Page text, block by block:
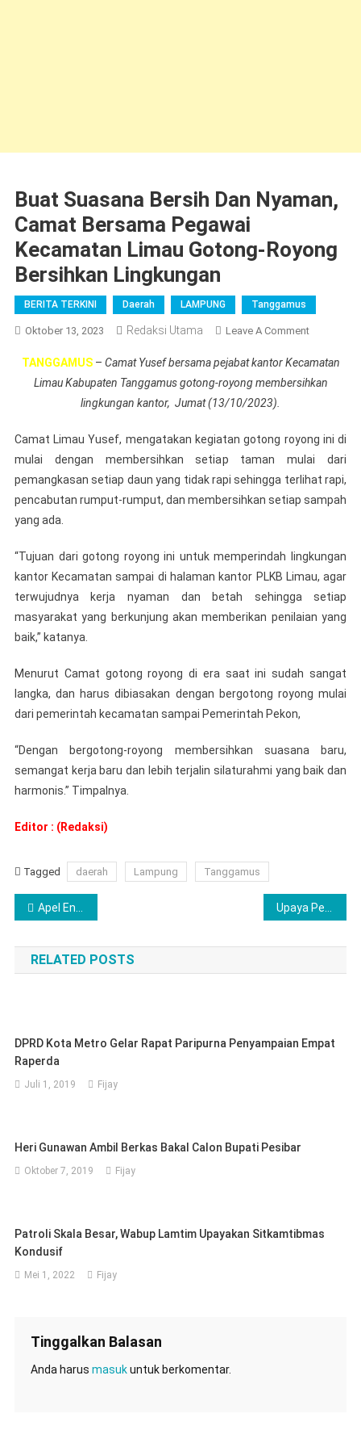
Buat Suasana Bersih Dan Nyaman,
Camat Bersama Pegawai
Kecamatan Limau Gotong-Royong
Bersihkan Lingkungan
BERITA TERKINI Daerah LAMPUNG Tanggamus
Oktober 13, 2023 Redaksi Utama Leave A CommentOn
Suasana
Bersih
Camat
Bersama
Pegawai
Kecamatan
Royong
TANGGAMUS– Camat Yusef bersama pejabat kantor Kecamatan
Limau Kabupaten Tanggamus gotong-royong membersihkan
lingkungan kantor, Jumat (13/10/2023).
Camat Limau Yusef, mengatakan kegiatan gotong royong ini di
mulai dengan membersihkan setiap taman mulai dari
pemangkasan setiap daun yang tidak rapi sehingga terlihat rapi,
pencabutan rumput-rumput, dan membersihkan setiap sampah
yang ada.
“Tujuan dari gotong royong ini untuk memperindah lingkungan
kantor Kecamatan sampai di halaman kantor PLKB Limau, agar
terwujudnya kerja nyaman dan betah sehingga setiap
masyarakat yang berkunjung akan memberikan penilaian yang
baik,” katanya.
Menurut Camat gotong royong di era saat ini sudah sangat
langka, dan harus dibiasakan dengan bergotong royong mulai
dari pemerintah kecamatan sampai Pemerintah Pekon,
“Dengan bergotong-royong membersihkan suasana baru,
semangat kerja baru dan lebih terjalin silaturahmi yang baik dan
harmonis.” Timpalnya.
Editor : (Redaksi)
Tagged daerah Lampung Tanggamus
Navigasi
pos
Apel Enam Pilar, Mantapkan Pengamanan Pemilu 2024 Polres Tanggamus
RELATED POSTS
DPRD Kota Metro Gelar Rapat Paripurna Penyampaian Empat
Raperda
Juli 1, 2019 Fijay
Heri Gunawan Ambil Berkas Bakal Calon Bupati Pesibar
Oktober 7, 2019 Fijay
Patroli Skala Besar, Wabup Lamtim Upayakan Sitkamtibmas
Kondusif
Mei 1, 2022 Fijay
Tinggalkan Balasan
Anda harus masukuntuk berkomentar.